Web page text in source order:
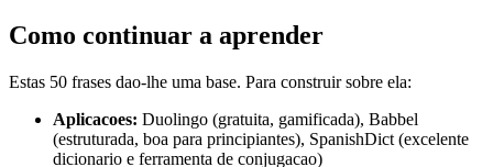
Como continuar a aprender
Estas 50 frases dao-lhe uma base. Para construir sobre ela:
Aplicacoes: Duolingo (gratuita, gamificada), Babbel
(estruturada, boa para principiantes), SpanishDict (excelente
dicionario e ferramenta de conjugacao)